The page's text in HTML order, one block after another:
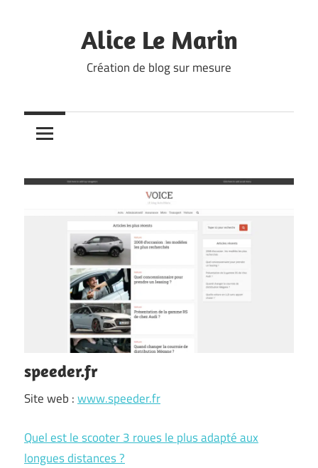
Alice Le Marin
Création de blog sur mesure
speeder.fr
Site web :www.speeder.fr
Quel est le scooter 3 roues le plus adapté aux
longues distances ?